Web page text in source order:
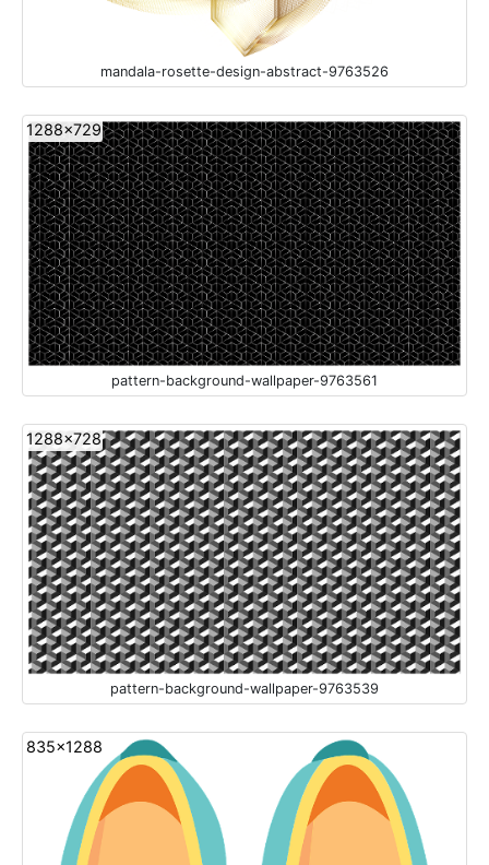
mandala-rosette-design-abstract-9763526
1288x729
pattern-background-wallpaper-9763561
1288x728
pattern-background-wallpaper-9763539
835x1288